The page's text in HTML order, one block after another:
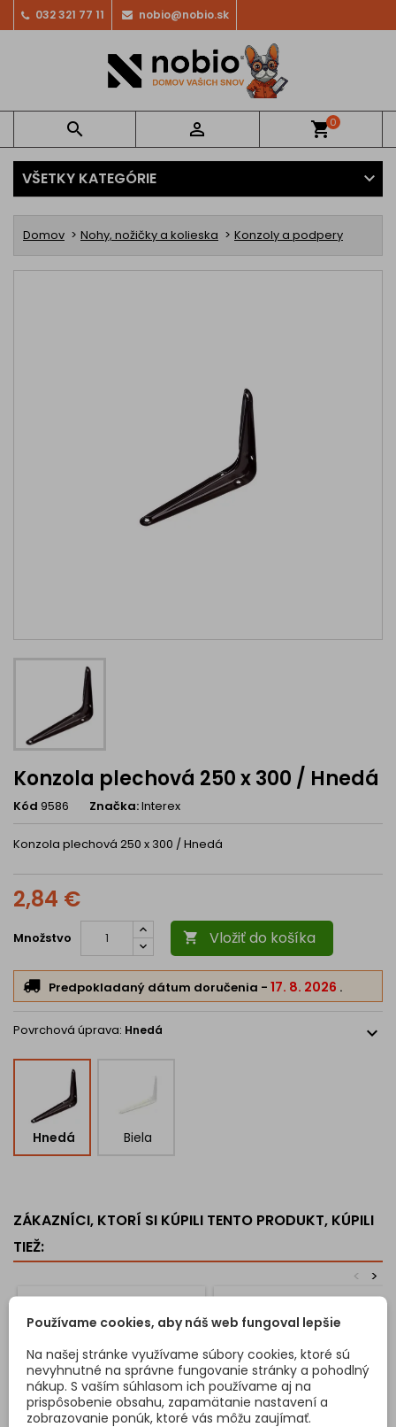
032 321 77 11 nobio@nobio.sk
  shopping_cart0
VŠETKY KATEGÓRIE
Domov Nohy, nožičky a kolieska Konzoly a podpery
Konzola plechová 250 x 300 / Hnedá
Kód 9586 Značka:Interex
Konzola plechová 250 x 300 / Hnedá
2,84 €
Množstvo  Vložiť do košíka
Predpokladaný dátum doručenia - 17. 8. 2026 .
Povrchová úprava: Hnedá expand_more
Hnedá Biela
ZÁKAZNÍCI, KTORÍ SI KÚPILI TENTO PRODUKT, KÚPILI
TIEŽ:
>
<
Používame cookies, aby náš web fungoval lepšie
Na našej stránke využívame súbory cookies, ktoré sú
nevyhnutné na správne fungovanie stránky a pohodlný
nákup. S vaším súhlasom ich používame aj na
prispôsobenie obsahu, zapamätanie nastavení a
zobrazovanie ponúk, ktoré vás môžu zaujímať.